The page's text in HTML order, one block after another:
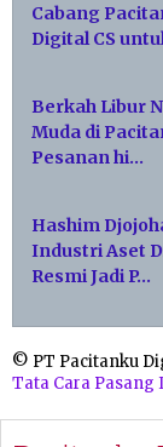
Cabang
Digital CS
Berkah Libur
Muda di
Pesanan hi…
Hashim
Industri Aset
Resmi Jadi P…
© PT Pacitanku
Tata Cara Pasang